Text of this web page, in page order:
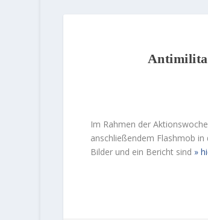
Im Rahmen der
anschließendem Flashmob
Bilder und ein Bericht sind